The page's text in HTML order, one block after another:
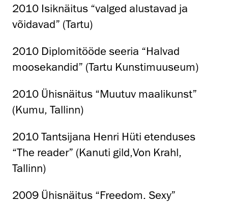
2010 Isiknäitus “valged alustavad ja
võidavad” (Tartu)
2010 Diplomitööde seeria “Halvad
moosekandid” (Tartu Kunstimuuseum)
2010 Ühisnäitus “Muutuv maalikunst”
(Kumu, Tallinn)
2010 Tantsijana Henri Hüti etenduses
“The reader” (Kanuti gild,Von Krahl,
Tallinn)
2009 Ühisnäitus “Freedom. Sexy”